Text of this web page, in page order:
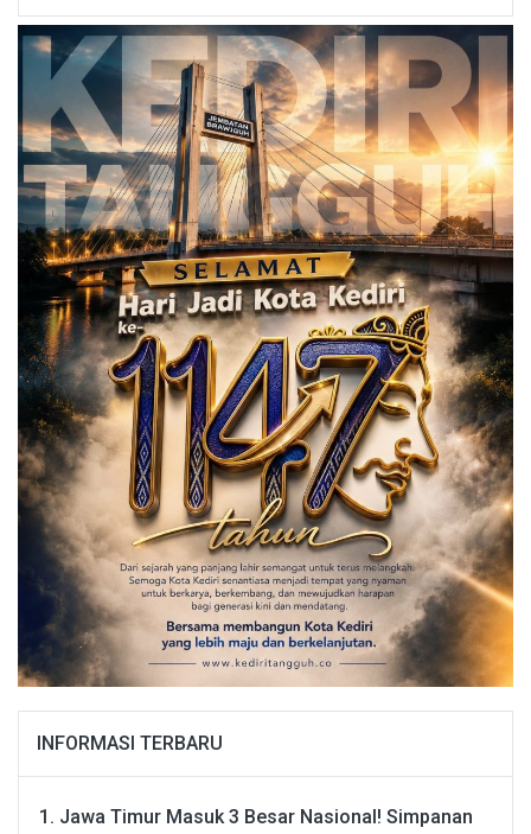
INFORMASI TERBARU
Jawa Timur Masuk 3 Besar Nasional! Simpanan